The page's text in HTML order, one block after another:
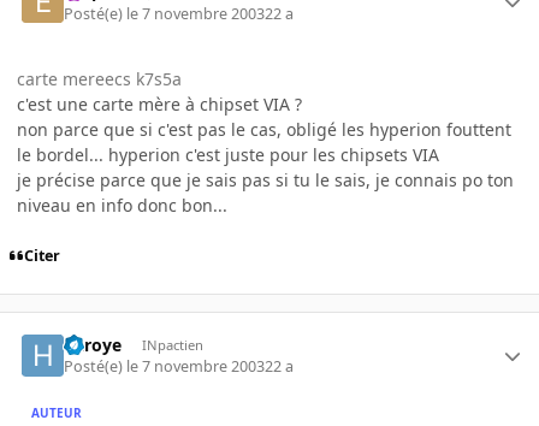
Posté(e) le 7 novembre 200322 a
carte mereecs k7s5a
c'est une carte mère à chipset VIA ?
non parce que si c'est pas le cas, obligé les hyperion fouttent
le bordel... hyperion c'est juste pour les chipsets VIA
je précise parce que je sais pas si tu le sais, je connais po ton
niveau en info donc bon...
Citer
haroye INpactien
Posté(e) le 7 novembre 200322 a
AUTEUR